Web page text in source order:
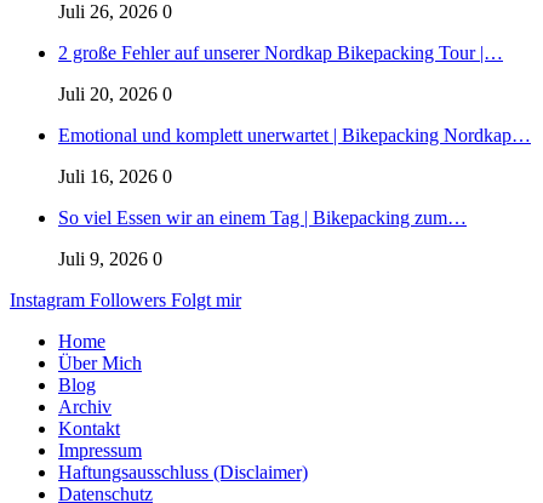
Juli 26, 2026 0
2 große Fehler auf unserer Nordkap Bikepacking Tour |…
Juli 20, 2026 0
Emotional und komplett unerwartet | Bikepacking Nordkap…
Juli 16, 2026 0
So viel Essen wir an einem Tag | Bikepacking zum…
Juli 9, 2026 0
Instagram Followers Folgt mir
Home
Über Mich
Blog
Archiv
Kontakt
Impressum
Haftungsausschluss (Disclaimer)
Datenschutz